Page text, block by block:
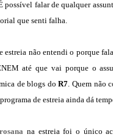
possível falar de qualquer
que senti falha.
estreia não entendi o porque
até que vai porque o
de blogs doR7. Quem não
de estreia ainda dá
na estreia foi o único